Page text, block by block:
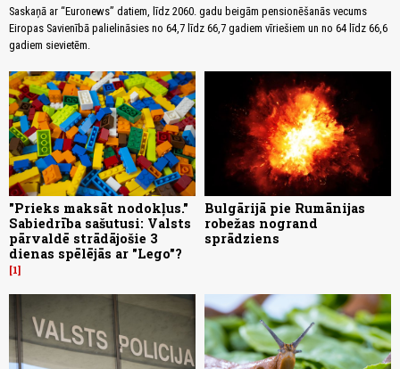
Saskaņā ar “Euronews” datiem, līdz 2060. gadu beigām pensionēšanās vecums
Eiropas Savienībā palielināsies no 64,7 līdz 66,7 gadiem vīriešiem un no 64 līdz 66,6
gadiem sievietēm.
"Prieks maksāt nodokļus."
Sabiedrība sašutusi: Valsts
pārvaldē strādājošie 3
dienas spēlējās ar "Lego"?
1
Bulgārijā pie Rumānijas
robežas nogrand
sprādziens